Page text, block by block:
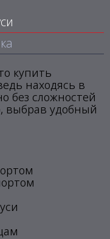
купить
находясь в
без сложностей
выбрав удобный